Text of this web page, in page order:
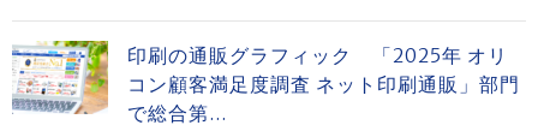
印刷の通販グラフィック 「2025年 オリ
コン顧客満足度調査 ネット印刷通販」部門
で総合第...